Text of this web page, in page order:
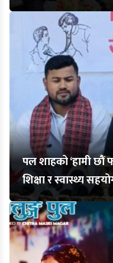
पल शाहको ‘हामी छौं
शिक्षा र स्वास्थ्य